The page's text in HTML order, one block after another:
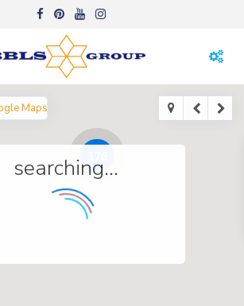
searching...